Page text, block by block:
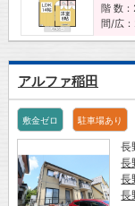
階 数
間/広
アルファ稲田
敷金ゼロ 駐車場あり
長
長
長
長